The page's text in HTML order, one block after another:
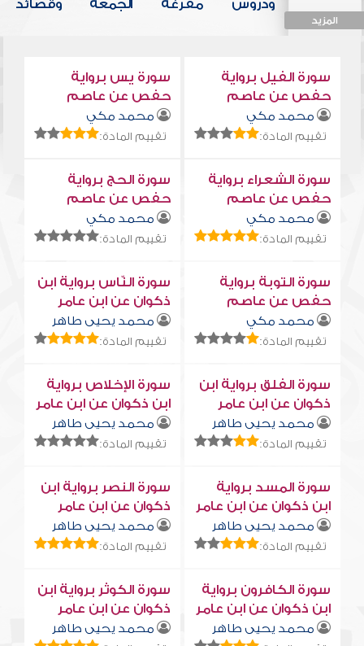
المزيد
ودروس
مفرغة
الجمعة
وقصائد
سورة الفيل برواية
حفص عن عاصم
محمد مكي
تقييم المادة:
سورة يس برواية
حفص عن عاصم
محمد مكي
تقييم المادة:
سورة الشعراء برواية
حفص عن عاصم
محمد مكي
تقييم المادة:
سورة الحج برواية
حفص عن عاصم
محمد مكي
تقييم المادة:
سورة التوبة برواية
حفص عن عاصم
محمد مكي
تقييم المادة:
سورة النّاس برواية ابن
ذكوان عن ابن عامر
محمد يحيى طاهر
تقييم المادة:
سورة الفلق برواية ابن
ذكوان عن ابن عامر
محمد يحيى طاهر
تقييم المادة:
سورة الإخلاص برواية
ابن ذكوان عن ابن عامر
محمد يحيى طاهر
تقييم المادة:
سورة المسد برواية
ابن ذكوان عن ابن عامر
محمد يحيى طاهر
تقييم المادة:
سورة النصر برواية ابن
ذكوان عن ابن عامر
محمد يحيى طاهر
تقييم المادة:
سورة الكافرون برواية
ابن ذكوان عن ابن عامر
محمد يحيى طاهر
سورة الكوثر برواية ابن
ذكوان عن ابن عامر
محمد يحيى طاهر